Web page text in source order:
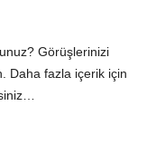
Görüşlerinizi
Daha fazla içerik için